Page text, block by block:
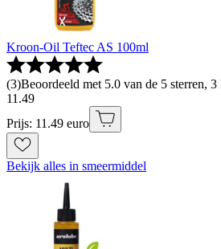
Kroon-Oil Teftec AS 100ml
(3)Beoordeeld met 5.0 van de 5 sterren,
11.49
Prijs: 11.49 euro
Bekijk alles in smeermiddel